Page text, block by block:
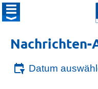
Nachrichten-
Datum